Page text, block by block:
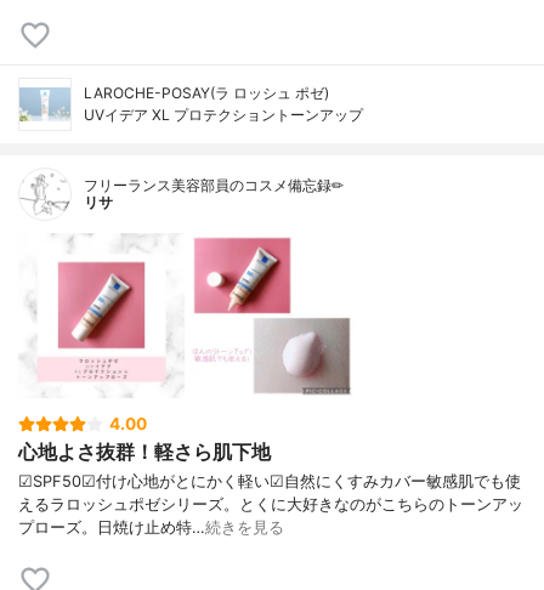
LAROCHE-POSAY(ラ ロッシュ ポゼ)
UVイデア XL プロテクショントーンアップ
フリーランス美容部員のコスメ備忘録✏︎
リサ
4.00
心地よさ抜群！軽さら肌下地
☑︎SPF50☑︎付け心地がとにかく軽い☑︎自然にくすみカバー敏感肌でも使
えるラロッシュポゼシリーズ。とくに大好きなのがこちらのトーンアッ
プローズ。日焼け止め特…続きを見る